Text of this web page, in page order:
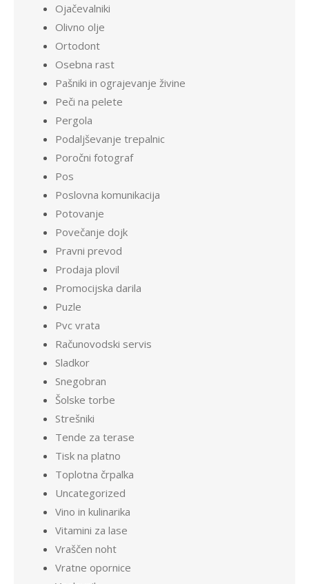
Ojačevalniki
Olivno olje
Ortodont
Osebna rast
Pašniki in ograjevanje živine
Peči na pelete
Pergola
Podaljševanje trepalnic
Poročni fotograf
Pos
Poslovna komunikacija
Potovanje
Povečanje dojk
Pravni prevod
Prodaja plovil
Promocijska darila
Puzle
Pvc vrata
Računovodski servis
Sladkor
Snegobran
Šolske torbe
Strešniki
Tende za terase
Tisk na platno
Toplotna črpalka
Uncategorized
Vino in kulinarika
Vitamini za lase
Vraščen noht
Vratne opornice